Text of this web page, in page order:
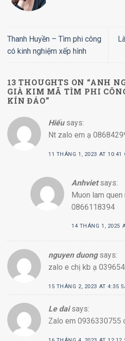
Thanh Huyền – Tìm phi công
có kinh nghiệm xếp hình
13 THOUGHTS ON “ANH
GIÀ KIM MÃ TÌM PHI
KÍN ĐÁO”
Hiếu says:
Nt zalo em ạ
11 THÁNG 1, 2023 AT 10:41
Anhviet says:
Muon lam
0866118394
14 THÁNG 1, 2025
nguyen duong says:
zalo e chị kb ạ
15 THÁNG 2, 2023 AT 4:35
Le dai says:
Zalo em 0936330755